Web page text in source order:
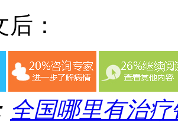
：
全国哪里有治